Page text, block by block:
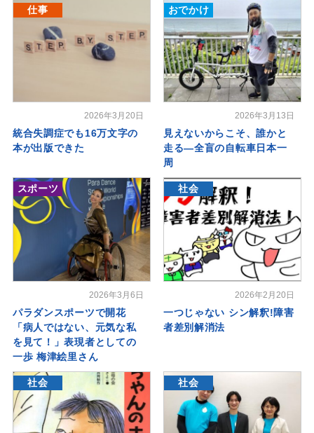
仕事
2026年3月20日
統合失調症でも16万文字の
本が出版できた
おでかけ
2026年3月13日
見えないからこそ、誰かと
走る―全盲の自転車日本一
周
スポーツ
2026年3月6日
パラダンスポーツで開花
「病人ではない、元気な私
を見て！」表現者としての
一歩 梅津絵里さん
社会
2026年2月20日
一つじゃない シン解釈!障害
者差別解消法
社会 社会